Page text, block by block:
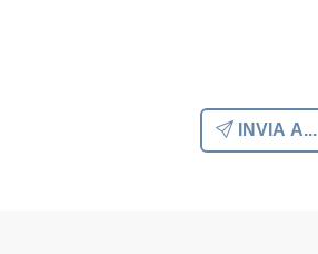
INVIA A...